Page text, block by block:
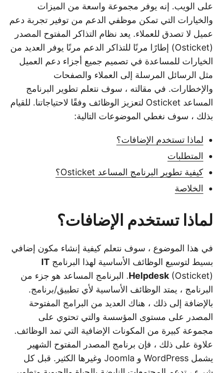
على الويب. إنه يوفر مجموعة واسعة من الميزات
والخيارات التي تمكن موظفي الدعم من توفير تجربة دعم
عميل لا تصدق للعملاء. يعد نظام التذاكر المفتوح المصدر
(Osticket) إطارًا مرنًا للتذاكر الدعم مرنًا يوفر العديد من
الخيارات للمساعدة في تصميم جميع أجزاء دعم العميل
مثل الرسائل المرسلة إلى العملاء والصفحات
والإخطارات. في مقالته ، سوف نتعلم تطوير البرنامج
المساعد Osticket لتعزيز الوظائف وفقًا لاحتياجاتنا. للقيام
بذلك ، سوف نغطي الموضوعات التالية:
لماذا تستخدم الإضافات؟
المتطلبات
كيفية تطوير البرنامج المساعد Osticket؟
الخلاصة
لماذا تستخدم الإضافات؟
في هذا الموضوع ، سوف نتعلم كيفية إنشاء مكون إضافي
بسيط لتوسيع الوظائف الأساسية لهذا البرنامج IT
Helpdesk(Osticket). البرنامج المساعد هو جزء من
البرنامج ، يمتد الوظائف الأساسية لأي تطبيق/برنامج.
بالإضافة إلى ذلك ، هناك العديد من البرامج المفتوحة
المصدر على مستوى المؤسسة والتي تحتوي على
مجموعة كبيرة من المكونات الإضافية التي تمد الوظائف.
علاوة على ذلك ، فإن برنامج المصدر المفتوح الشهير
يشمل WordPress و Joomla وغيرها الكثير. قبل كل